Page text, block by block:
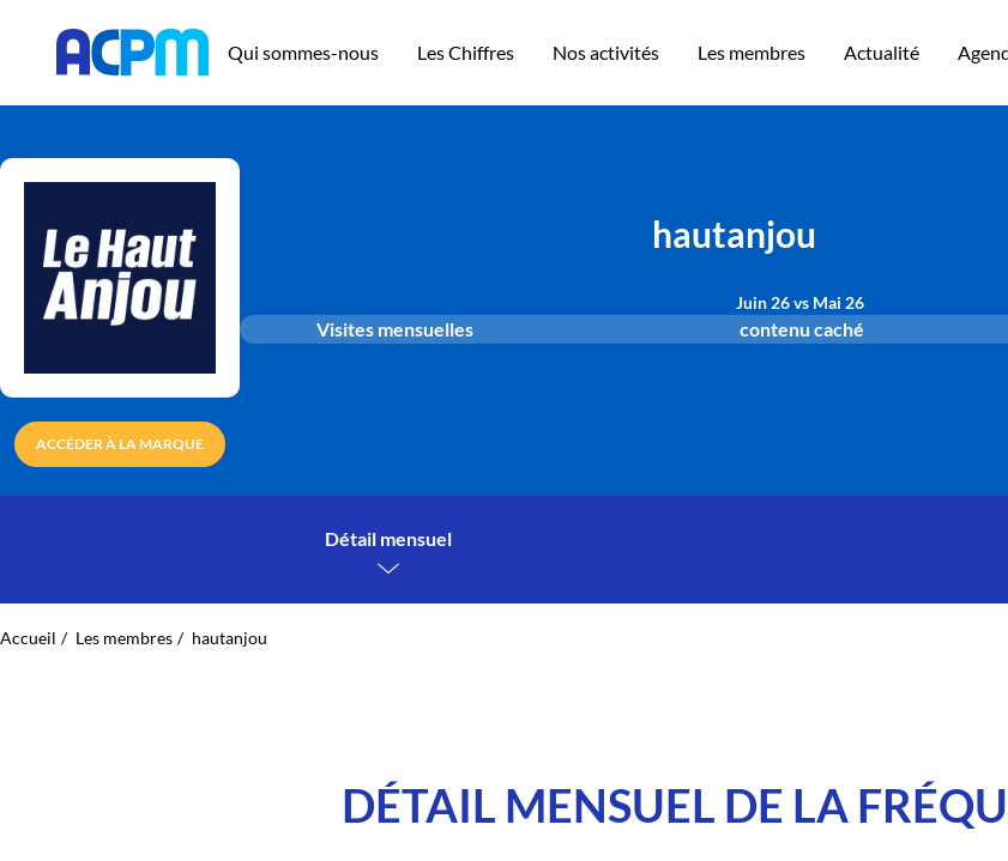
Qui sommes-nous Les Chiffres Nos activités Les membres Actualité
ACCÉDER À LA MARQUE
hautanjou
Juin 26 vs Mai 26
Visites mensuelles contenu caché
Détail mensuel
Accueil Les membres hautanjou
DÉTAIL MENSUEL DE LA